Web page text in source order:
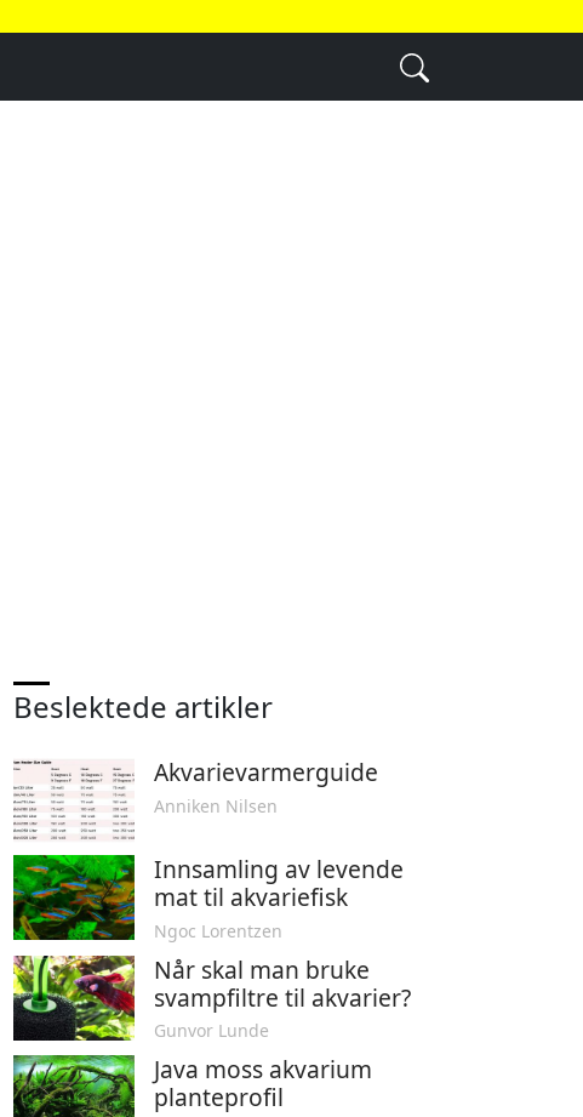
Beslektede artikler
Akvarievarmerguide
Anniken Nilsen
Innsamling av levende
mat til akvariefisk
Ngoc Lorentzen
Når skal man bruke
svampfiltre til akvarier?
Gunvor Lunde
Java moss akvarium
planteprofil